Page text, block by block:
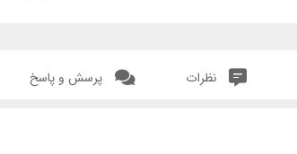
نظرات پرسش و پاسخ